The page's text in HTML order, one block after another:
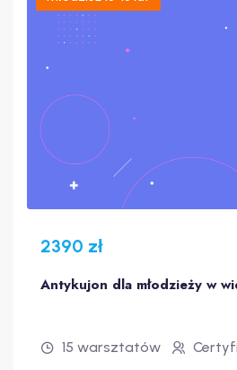
2390 zł
Antykujon dla młodzieży w
15 warsztatów